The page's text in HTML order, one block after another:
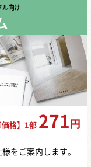
ル向け
価格】1部 271 円
をご案内します。